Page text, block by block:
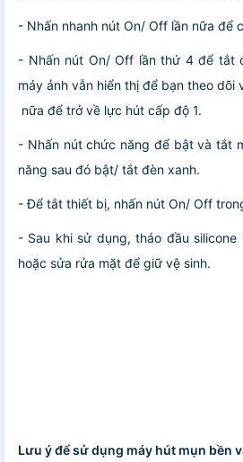
- Nhấn nhanh nút On/ Off lần nữa để
- Nhấn nút On/ Off lần thứ 4 để tắt
máy ảnh vẫn hiển thị để bạn theo dõi
nữa để trở về lực hút cấp độ 1.
- Nhấn nút chức năng để bật và tắt
năng sau đó bật/ tắt đèn xanh.
- Để tắt thiết bị, nhấn nút On/ Off
- Sau khi sử dụng, tháo đầu
hoặc sửa rửa mặt để giữ vệ sinh.
Lưu ý để sử dụng máy hút mụn bền